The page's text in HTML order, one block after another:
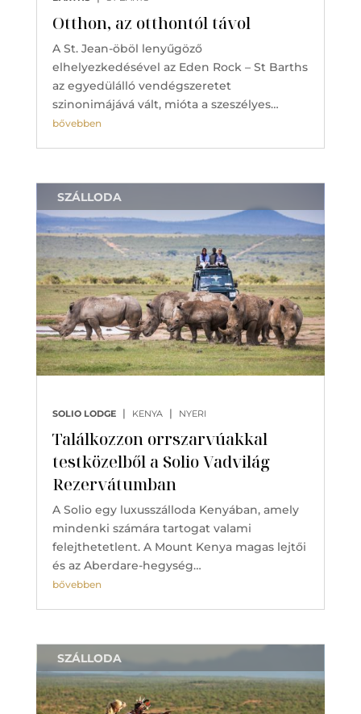
Otthon, az otthontól távol
A St. Jean-öböl lenyűgöző
elhelyezkedésével az Eden Rock – St Barths
az egyedülálló vendégszeretet
szinonimájává vált, mióta a szeszélyes…
bővebben
Találkozzon orrszarvúakkal
testközelből a Solio Vadvilág
Rezervátumban
SOLIO LODGE | KENYA | NYERI
SZÁLLODA
A Solio egy luxusszálloda Kenyában, amely
mindenki számára tartogat valami
felejthetetlent. A Mount Kenya magas lejtői
és az Aberdare-hegység…
bővebben
SZÁLLODA